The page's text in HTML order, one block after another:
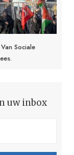
Sociale
uw inbox